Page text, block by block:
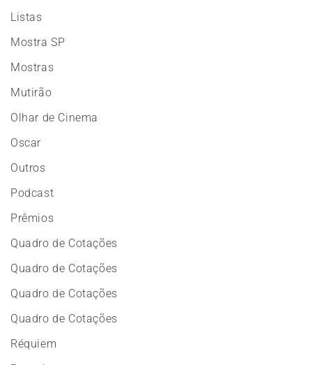
Listas
Mostra SP
Mostras
Mutirão
Olhar de Cinema
Oscar
Outros
Podcast
Prêmios
Quadro de Cotações
Quadro de Cotações
Quadro de Cotações
Quadro de Cotações
Réquiem